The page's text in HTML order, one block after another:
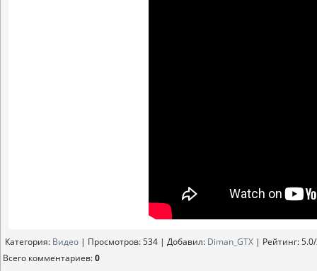
Категория: Видео | Просмотров: 534 | Добавил: Diman_GTX | Рейтинг:5.0/
Всего комментариев:0